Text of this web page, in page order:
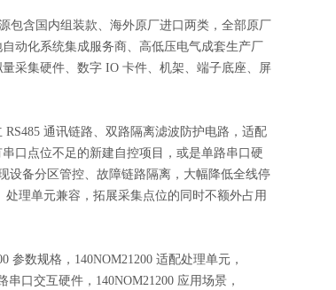
包含国内组装款、海外原厂进口两类，全部原厂
动化系统集成服务商、高低压电气成套生产厂
采集硬件、数字 IO 卡件、机架、端子底座、屏
通讯链路、双路隔离滤波防护电路，适配
口点位不足的新建自控项目，或是单路串口硬
设备分区管控、故障链路隔离，大幅降低全线停
理单元兼容，拓展采集点位的同时不额外占用
参数规格，140NOM21200 适配处理单元，
串口交互硬件，140NOM21200 应用场景，